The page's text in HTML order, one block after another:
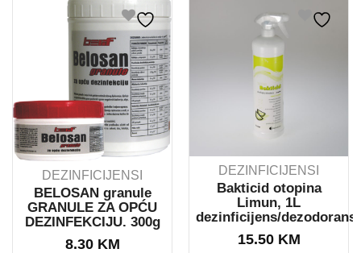
DEZINFICIJENSI
BELOSAN granule
GRANULE ZA OPĆU
DEZINFEKCIJU. 300g
8.30 KM
DEZINFICIJENSI
Bakticid otopina
Limun, 1L
dezinficijens/dezodorans
15.50 KM